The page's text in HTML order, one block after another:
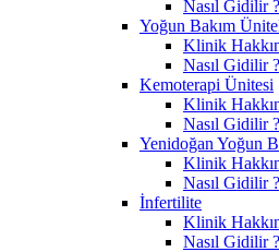
Nasıl Gidilir ?
Yoğun Bakım
Klinik
Nasıl Gidilir ?
Kemoterapi Ünitesi
Klinik
Nasıl Gidilir ?
Yenidoğan Yoğun
Klinik
Nasıl Gidilir ?
İnfertilite
Klinik
Nasıl Gidilir ?